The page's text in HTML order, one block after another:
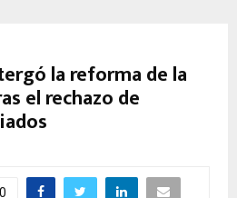
la reforma de la
el rechazo de
0